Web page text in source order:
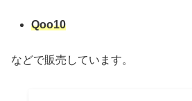
Qoo10
などで販売しています。